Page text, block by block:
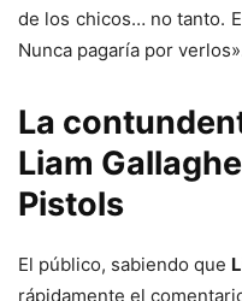
de los chicos… no tanto.
Nunca pagaría por
La
Liam
Pistols
El público, sabiendo que
rápidamente el